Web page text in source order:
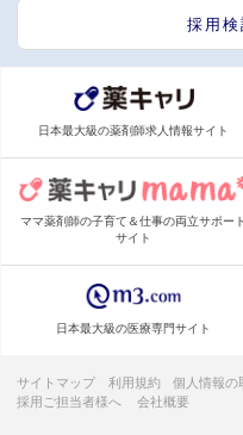
採用検
日本最大級の薬剤師求人情報サイト
ママ薬剤師の子育て＆仕事の両立サポート
サイト
日本最大級の医療専門サイト
サイトマップ 利用規約 個人情報の
採用ご担当者様へ
会社概要